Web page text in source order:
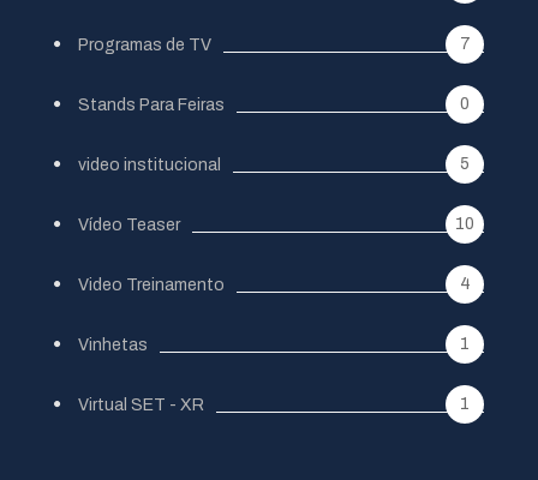
Programas de TV 7
Stands Para Feiras 0
video institucional 5
Vídeo Teaser 10
Video Treinamento 4
Vinhetas 1
Virtual SET - XR 1